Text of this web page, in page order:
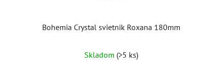
Bohemia Crystal svietnik Roxana 180mm
Skladom (>5 ks)